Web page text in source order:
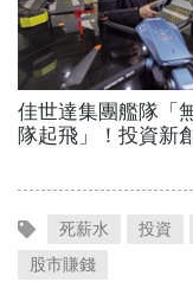
死薪水 投資
股市賺錢